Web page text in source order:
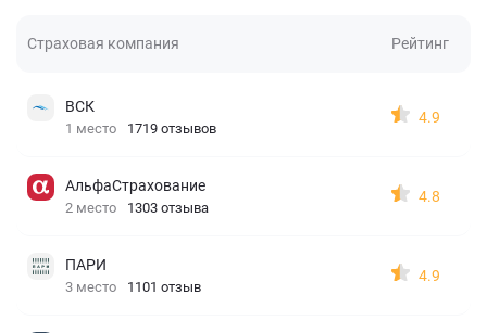
Страховая компания Рейтинг
ВСК
1 место 1719 отзывов
4.9
АльфаСтрахование
2 место 1303 отзыва
4.8
ПАРИ
3 место 1101 отзыв
4.9